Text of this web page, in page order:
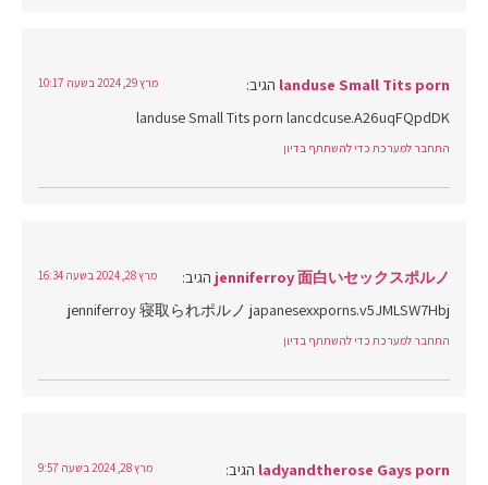
landuse Small Tits porn הגיב: מרץ 29, 2024 בשעה 10:17
landuse Small Tits porn lancdcuse.A26uqFQpdDK
התחבר למערכת כדי להשתתף בדיון
jenniferroy 面白いセックスポルノ הגיב: מרץ 28, 2024 בשעה 16:34
jenniferroy 寝取られポルノ japanesexxporns.v5JMLSW7Hbj
התחבר למערכת כדי להשתתף בדיון
ladyandtherose Gays porn הגיב: מרץ 28, 2024 בשעה 9:57